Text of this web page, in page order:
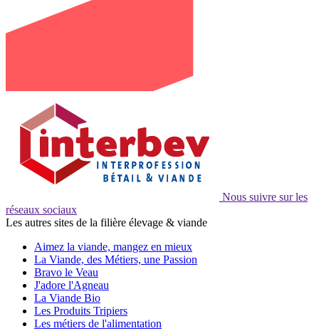
Nous suivre sur les
réseaux sociaux
Les autres sites de la filière élevage & viande
Aimez la viande, mangez en mieux
La Viande, des Métiers, une Passion
Bravo le Veau
J'adore l'Agneau
La Viande Bio
Les Produits Tripiers
Les métiers de l'alimentation